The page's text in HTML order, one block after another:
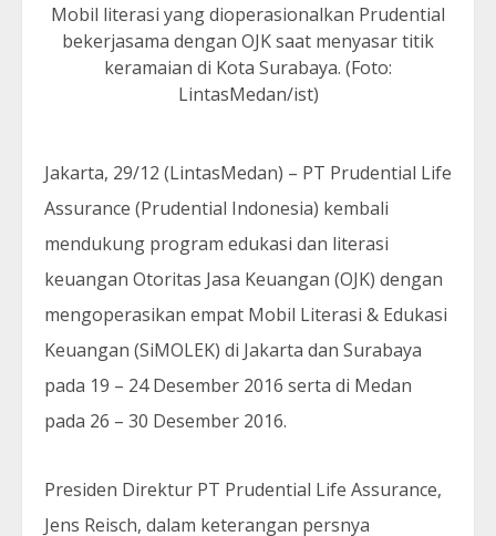
Mobil literasi yang dioperasionalkan Prudential
bekerjasama dengan OJK saat menyasar titik
keramaian di Kota Surabaya. (Foto:
LintasMedan/ist)
Jakarta, 29/12 (LintasMedan) – PT Prudential Life
Assurance (Prudential Indonesia) kembali
mendukung program edukasi dan literasi
keuangan Otoritas Jasa Keuangan (OJK) dengan
mengoperasikan empat Mobil Literasi & Edukasi
Keuangan (SiMOLEK) di Jakarta dan Surabaya
pada 19 – 24 Desember 2016 serta di Medan
pada 26 – 30 Desember 2016.
Presiden Direktur PT Prudential Life Assurance,
Jens Reisch, dalam keterangan persnya